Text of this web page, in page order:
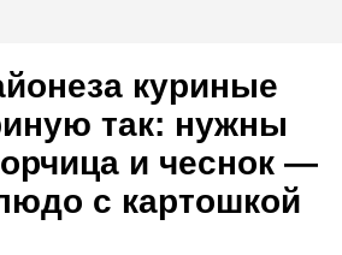
куриные
так: нужны
и чеснок —
с картошкой